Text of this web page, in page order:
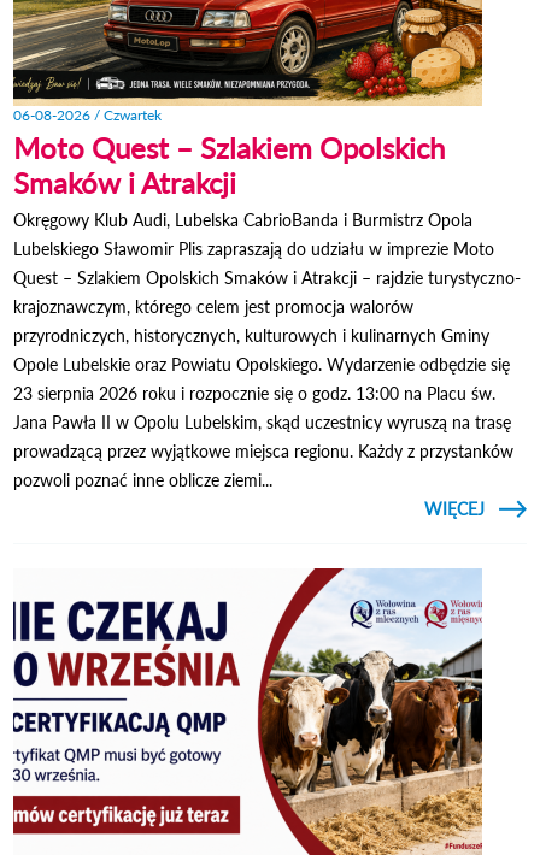
06-08-2026 / Czwartek
Moto Quest – Szlakiem Opolskich
Smaków i Atrakcji
Okręgowy Klub Audi, Lubelska CabrioBanda i Burmistrz Opola
Lubelskiego Sławomir Plis zapraszają do udziału w imprezie Moto
Quest – Szlakiem Opolskich Smaków i Atrakcji – rajdzie turystyczno-
krajoznawczym, którego celem jest promocja walorów
przyrodniczych, historycznych, kulturowych i kulinarnych Gminy
Opole Lubelskie oraz Powiatu Opolskiego. Wydarzenie odbędzie się
23 sierpnia 2026 roku i rozpocznie się o godz. 13:00 na Placu św.
Jana Pawła II w Opolu Lubelskim, skąd uczestnicy wyruszą na trasę
prowadzącą przez wyjątkowe miejsca regionu. Każdy z przystanków
pozwoli poznać inne oblicze ziemi...
CZYTAJ
WIĘCEJ
O